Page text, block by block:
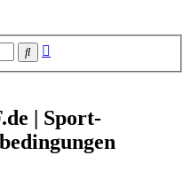
Suche
| Sport-